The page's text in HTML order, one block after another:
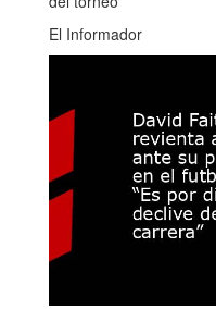
El Informador